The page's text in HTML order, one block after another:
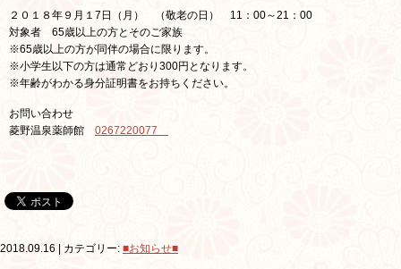
２０１８年９月１7日（月） （敬老の日） 11：00～21：00
対象者 65歳以上の方とそのご家族
※65歳以上の方が同伴の場合に限ります。
※小学生以下の方は通常どおり300円となります。
※年齢がわかる身分証明書をお持ちください。
お問い合わせ
菱野温泉薬師館 0267220077
2018.09.16 | カテゴリー: ■お知らせ■